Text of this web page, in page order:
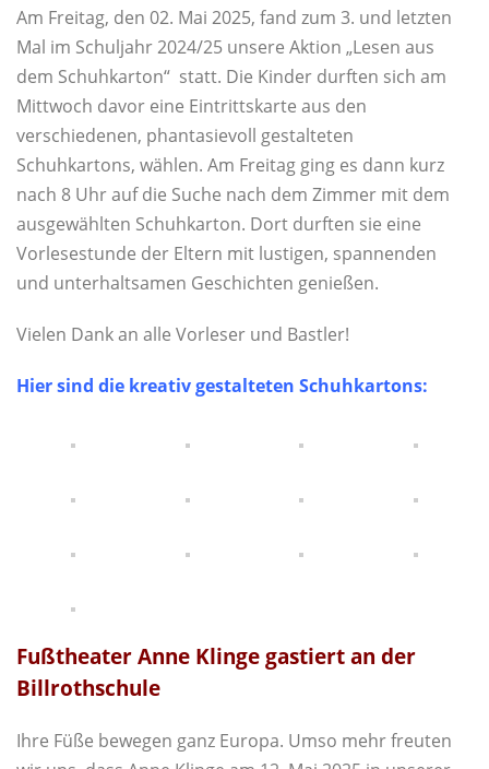
Am Freitag, den 02. Mai 2025, fand zum 3. und letzten
Mal im Schuljahr 2024/25 unsere Aktion „Lesen aus
dem Schuhkarton“ statt. Die Kinder durften sich am
Mittwoch davor eine Eintrittskarte aus den
verschiedenen, phantasievoll gestalteten
Schuhkartons, wählen. Am Freitag ging es dann kurz
nach 8 Uhr auf die Suche nach dem Zimmer mit dem
ausgewählten Schuhkarton. Dort durften sie eine
Vorlesestunde der Eltern mit lustigen, spannenden
und unterhaltsamen Geschichten genießen.
Vielen Dank an alle Vorleser und Bastler!
Hier sind die kreativ gestalteten Schuhkartons:
Fußtheater Anne Klinge gastiert an der
Billrothschule
Ihre Füße bewegen ganz Europa. Umso mehr freuten